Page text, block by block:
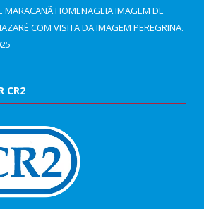
MARACANÃ HOMENAGEIA IMAGEM DE
COM VISITA DA IMAGEM PEREGRINA.
CR2